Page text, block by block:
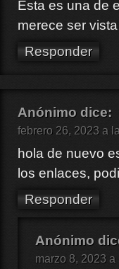
Esta es una de
merece ser vista
Responder
Anónimo dice:
febrero 26, 2023 a
hola de nuevo
los enlaces,
Responder
Anónimo
marzo 8, 2023 a